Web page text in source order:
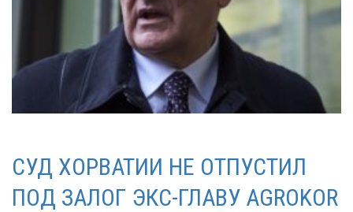
СУД ХОРВАТИИ НЕ ОТПУСТИЛ
ПОД ЗАЛОГ ЭКС-ГЛАВУ AGROKOR